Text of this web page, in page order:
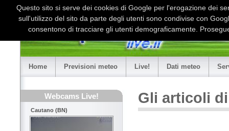
Home Previsioni meteo Live! Dati meteo
Webcams Live!
Cautano (BN)
Gli articoli
Questo sito si serve dei cookies di Google per l'erogazione dei
sull'utilizzo del sito da parte degli utenti sono condivise con
consentono di tracciare gli utenti demograficamente.